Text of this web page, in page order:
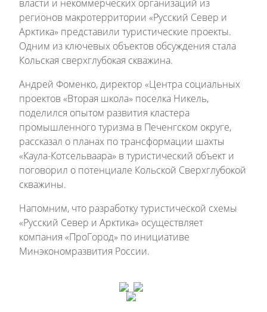
власти и некоммерческих организаций из
регионов макротерритории «Русский Север и
Арктика» представили туристические проекты.
Одним из ключевых объектов обсуждения стала
Кольская сверхглубокая скважина.
Андрей Фоменко, директор «Центра социальных
проектов «Вторая школа» поселка Никель,
поделился опытом развития кластера
промышленного туризма в Печенгском округе,
рассказал о планах по трансформации шахты
«Каула-Котсельваара» в туристический объект и
поговорил о потенциале Кольской Сверхглубокой
скважины.
Напомним, что разработку туристической схемы
«Русский Север и Арктика» осуществляет
компания «ПроГород» по инициативе
Минэкономразвития России.